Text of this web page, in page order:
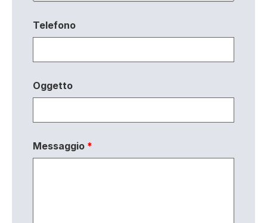
Telefono
Oggetto
Messaggio *